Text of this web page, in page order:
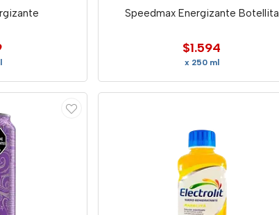
Speedmax Energizante Botellita
$1.594
x 250 ml